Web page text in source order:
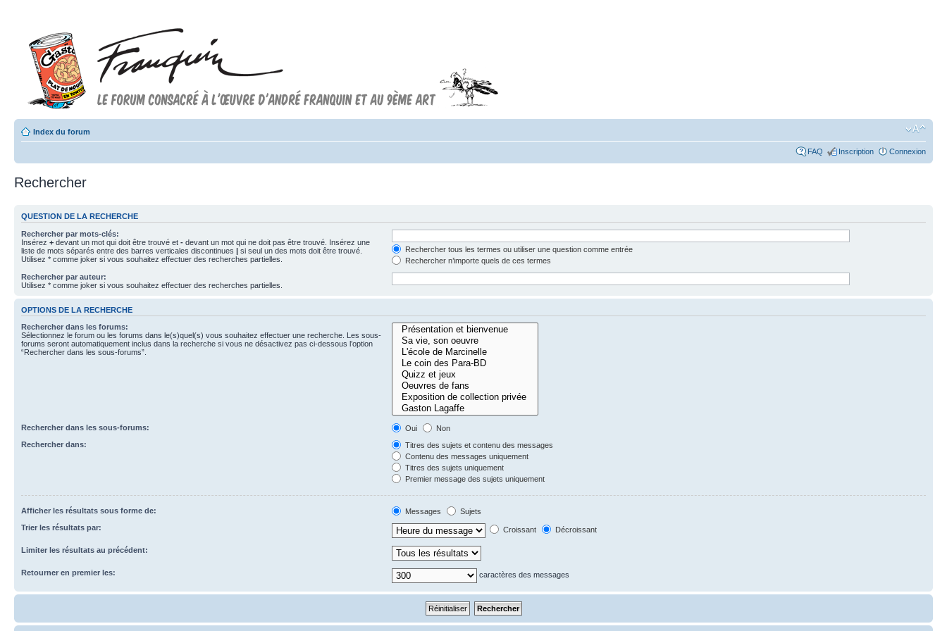
Index du forum
FAQ Inscription Connexion
Rechercher
QUESTION DE LA RECHERCHE
Rechercher par mots-clés:
Insérez + devant un mot qui doit être trouvé et - devant un mot qui ne doit pas être trouvé. Insérez une
liste de mots séparés entre des barres verticales discontinues | si seul un des mots doit être trouvé.
Utilisez * comme joker si vous souhaitez effectuer des recherches partielles.
Rechercher tous les termes ou utiliser une question comme entrée
Rechercher n’importe quels de ces termes
Rechercher par auteur:
Utilisez * comme joker si vous souhaitez effectuer des recherches partielles.
OPTIONS DE LA RECHERCHE
Rechercher dans les forums:
Sélectionnez le forum ou les forums dans le(s)quel(s) vous souhaitez effectuer une recherche. Les sous-
forums seront automatiquement inclus dans la recherche si vous ne désactivez pas ci-dessous l’option
“Rechercher dans les sous-forums”.
Rechercher dans les sous-forums: Oui
Non
Rechercher dans:
Titres des sujets et contenu des messages
Contenu des messages uniquement
Titres des sujets uniquement
Premier message des sujets uniquement
Afficher les résultats sous forme de: Messages
Sujets
Trier les résultats par:
Croissant Décroissant
Limiter les résultats au précédent:
Retourner en premier les: caractères des messages